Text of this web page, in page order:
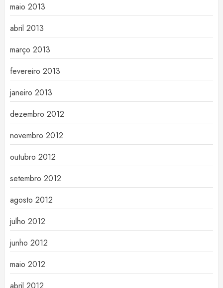
maio 2013
abril 2013
março 2013
fevereiro 2013
janeiro 2013
dezembro 2012
novembro 2012
outubro 2012
setembro 2012
agosto 2012
julho 2012
junho 2012
maio 2012